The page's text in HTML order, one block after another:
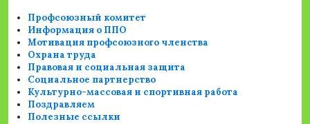
Профсоюзный комитет
Информация о ППО
Мотивация профсоюзного членства
Охрана труда
Правовая и социальная защита
Социальное партнерство
Культурно-массовая и спортивная работа
Поздравляем
Полезные ссылки